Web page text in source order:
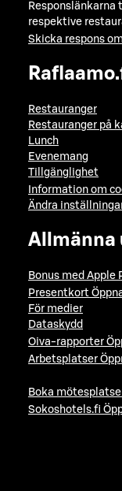
Responslänkarna
respektive
Skicka respons
Restauranger
Restauranger på
Lunch
Evenemang
Tillgänglighet
Information om
Ändra
Allmänna
Bonus med Apple
Presentkort
För medier
Dataskydd
Oiva-rapporter
Arbetsplatser
Boka
Sokoshotels.fi